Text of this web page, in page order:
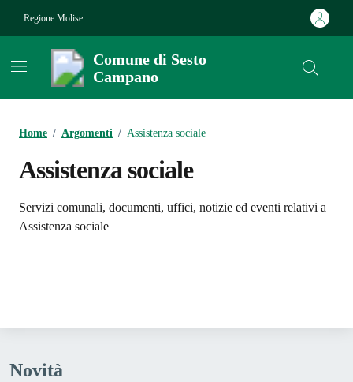
Regione Molise
Comune di Sesto
Campano
Home / Argomenti / Assistenza sociale
Assistenza sociale
Dettagli dell'argomento
Servizi comunali, documenti, uffici, notizie ed eventi relativi a
Assistenza sociale
Novità